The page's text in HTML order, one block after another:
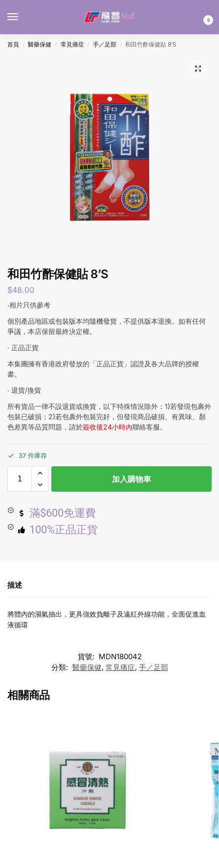
0
首頁 / 醫藥保健 / 常見痛症 / 手／足部 / 和田竹酢保健貼 8’S
和田竹酢保健貼 8’S
$48.00
‧相片只供參考
個別產品地區或包裝版本均隨機發貨，不提供版本退換。如有任何
爭議，本店保留最終決定權。
‧ 正品正貨
本集團擁有香港政府發放的「正品正貨」認證及各大品牌的授權
書。
‧ 退貨/換貨
所有貨品一律不設退貨或換貨，以下特殊情況除外：1)若發現包裹外
包裝已破損；2)若包裹外包裝完好，但發現商品破損、有異味、顏
色差異等品質問題，請於簽收後24小時內聯絡客服。
37 件庫存
加入購物車
滿$600免運費
100%正品正貨
描述
將體內的濕氣抽出，更具強效負離子及遠紅外線功能，全面促進血
液循環
貨號: MDN180042
分類: 醫藥保健, 常見痛症, 手／足部
相關商品